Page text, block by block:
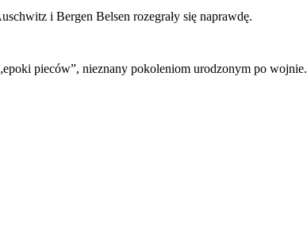
i Bergen Belsen rozegrały się naprawdę.
pieców”, nieznany pokoleniom urodzonym po wojnie.